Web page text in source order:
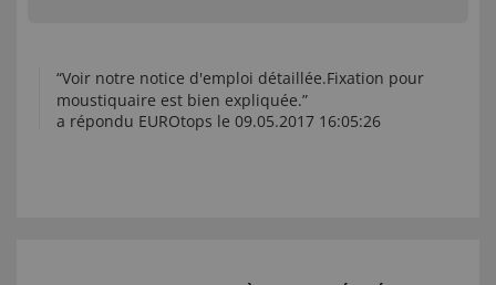
“Voir notre notice d'emploi détaillée.Fixation pour
moustiquaire est bien expliquée.”
a répondu EUROtops le 09.05.2017 16:05:26